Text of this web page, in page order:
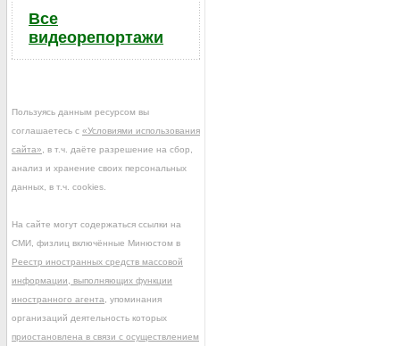
Все
видеорепортажи
Пользуясь данным ресурсом вы
соглашаетесь с «Условиями использования
сайта» , в т.ч. даёте разрешение на сбор,
анализ и хранение своих персональных
данных, в т.ч. cookies.
На сайте могут содержаться ссылки на
СМИ, физлиц включённые Минюстом в
Реестр иностранных средств массовой
информации, выполняющих функции
иностранного агента , упоминания
организаций деятельность которых
приостановлена в связи с осуществлением